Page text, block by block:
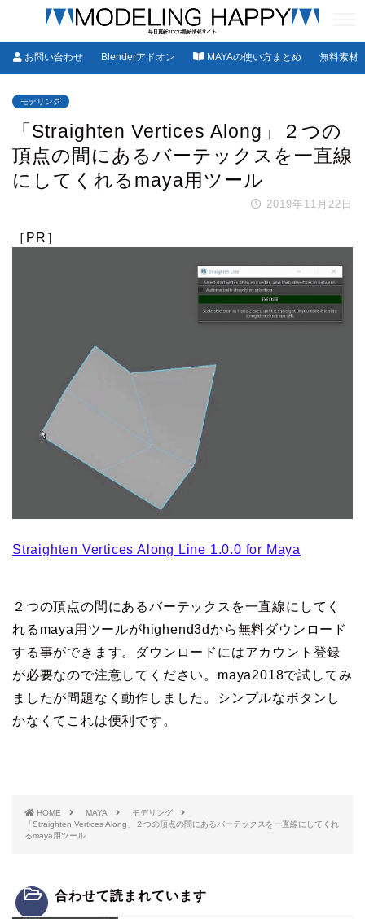
お問い合わせ Blenderアドオン MAYAの使い方まとめ 無料素材
モデリング
「Straighten Vertices Along」２つの
頂点の間にあるバーテックスを一直線
にしてくれるmaya用ツール
2019年11月22日
［PR］
Straighten Vertices Along Line 1.0.0 for Maya
２つの頂点の間にあるバーテックスを一直線にしてく
れるmaya用ツールがhighend3dから無料ダウンロード
する事ができます。ダウンロードにはアカウント登録
が必要なので注意してください。maya2018で試してみ
ましたが問題なく動作しました。シンプルなボタンし
かなくてこれは便利です。
HOME MAYA
モデリング
「Straighten Vertices Along」２つの頂点の間にあるバーテックスを一直線にしてくれ
るmaya用ツール
合わせて読まれています